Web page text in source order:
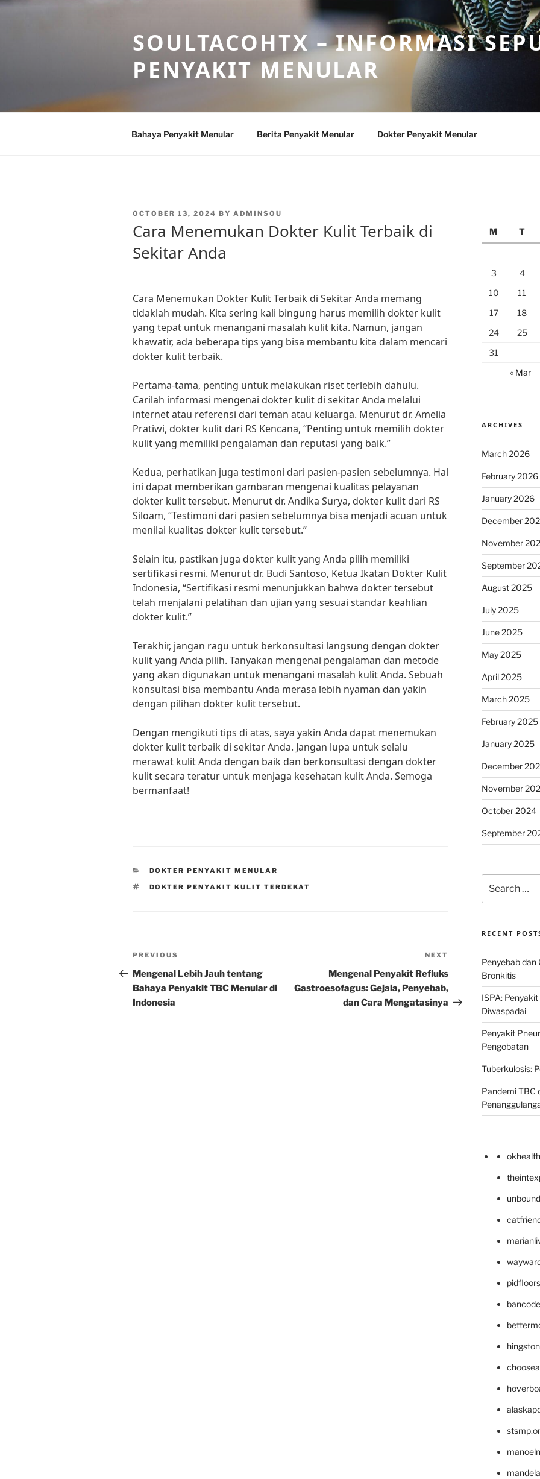
Skip
SOULTACOHTX – INFORMASI
PENYAKIT MENULAR
Bahaya Penyakit Menular Berita Penyakit Menular Dokter Penyakit Menular
POSTED
OCTOBER 13, 2024 BY ADMINSOU
Cara Menemukan Dokter Kulit Terbaik di
Sekitar Anda
Cara Menemukan Dokter Kulit Terbaik di Sekitar Anda memang
tidaklah mudah. Kita sering kali bingung harus memilih dokter kulit
yang tepat untuk menangani masalah kulit kita. Namun, jangan
khawatir, ada beberapa tips yang bisa membantu kita dalam mencari
dokter kulit terbaik.
Pertama-tama, penting untuk melakukan riset terlebih dahulu.
Carilah informasi mengenai dokter kulit di sekitar Anda melalui
internet atau referensi dari teman atau keluarga. Menurut dr. Amelia
Pratiwi, dokter kulit dari RS Kencana, “Penting untuk memilih dokter
kulit yang memiliki pengalaman dan reputasi yang baik.”
Kedua, perhatikan juga testimoni dari pasien-pasien sebelumnya. Hal
ini dapat memberikan gambaran mengenai kualitas pelayanan
dokter kulit tersebut. Menurut dr. Andika Surya, dokter kulit dari RS
Siloam, “Testimoni dari pasien sebelumnya bisa menjadi acuan untuk
menilai kualitas dokter kulit tersebut.”
Selain itu, pastikan juga dokter kulit yang Anda pilih memiliki
sertifikasi resmi. Menurut dr. Budi Santoso, Ketua Ikatan Dokter Kulit
Indonesia, “Sertifikasi resmi menunjukkan bahwa dokter tersebut
telah menjalani pelatihan dan ujian yang sesuai standar keahlian
dokter kulit.”
Terakhir, jangan ragu untuk berkonsultasi langsung dengan dokter
kulit yang Anda pilih. Tanyakan mengenai pengalaman dan metode
yang akan digunakan untuk menangani masalah kulit Anda. Sebuah
konsultasi bisa membantu Anda merasa lebih nyaman dan yakin
dengan pilihan dokter kulit tersebut.
Dengan mengikuti tips di atas, saya yakin Anda dapat menemukan
dokter kulit terbaik di sekitar Anda. Jangan lupa untuk selalu
merawat kulit Anda dengan baik dan berkonsultasi dengan dokter
kulit secara teratur untuk menjaga kesehatan kulit Anda. Semoga
bermanfaat!
CATEGORIES
DOKTER PENYAKIT MENULAR
TAGS
DOKTER PENYAKIT KULIT TERDEKAT
Post
navigation
Previous
Post
PREVIOUS
Mengenal Lebih Jauh tentang
Bahaya Penyakit TBC Menular di
Indonesia
Post
NEXT
Mengenal Penyakit Refluks
Gastroesofagus: Gejala, Penyebab,
dan Cara Mengatasinya
M
T
3
4
10
11
17
18
24
25
31
« Mar
ARCHIVES
March 2026
February 2026
January 2026
December
November
September
August 2025
July 2025
June 2025
May 2025
April 2025
March 2025
February 2025
January 2025
December
November
October 2024
September
for:
RECENT
Penyebab dan
Bronkitis
ISPA:
Diwaspadai
Penyakit
Pengobatan
Tuberkulosis:
Pandemi TBC